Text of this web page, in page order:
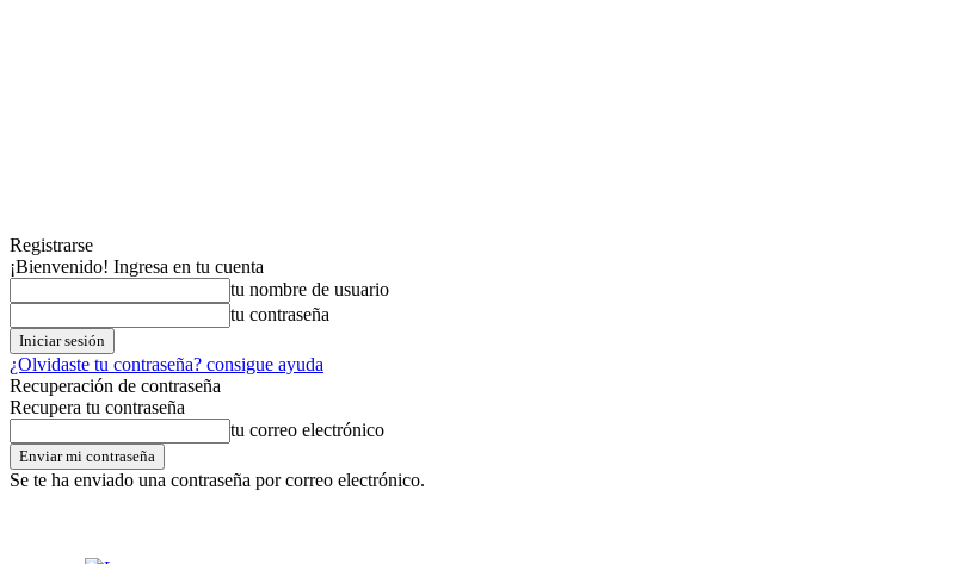
Registrarse
¡Bienvenido! Ingresa en tu cuenta
tu nombre de usuario
tu contraseña
¿Olvidaste tu contraseña? consigue ayuda
Recuperación de contraseña
Recupera tu contraseña
tu correo electrónico
Se te ha enviado una contraseña por correo electrónico.